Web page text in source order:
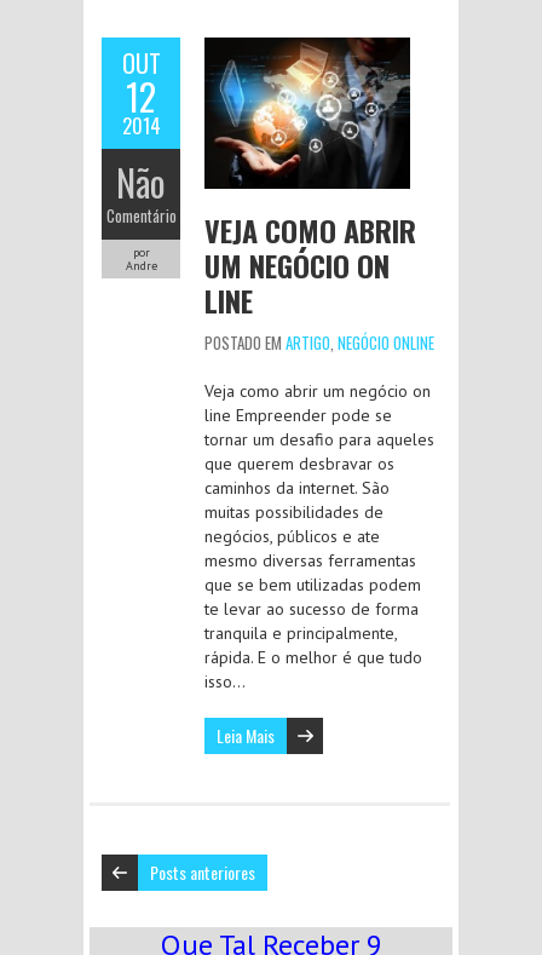
OUT
12
2014
Não
Comentário
por
Andre
VEJA COMO ABRIR
UM NEGÓCIO ON
LINE
POSTADO EM ARTIGO NEGÓCIO ONLINE
Veja como abrir um negócio on
line Empreender pode se
tornar um desafio para aqueles
que querem desbravar os
caminhos da internet. São
muitas possibilidades de
negócios, públicos e ate
mesmo diversas ferramentas
que se bem utilizadas podem
te levar ao sucesso de forma
tranquila e principalmente,
rápida. E o melhor é que tudo
isso…
Leia Mais
Posts anteriores
Que Tal Receber 9